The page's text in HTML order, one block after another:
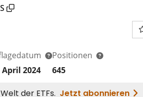
April 2024
Positionen
645